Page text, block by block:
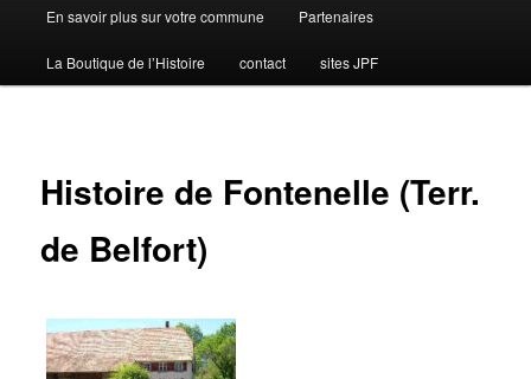
principal
En savoir plus sur votre commune Partenaires
La Boutique de l’Histoire contact sites JPF
Histoire de Fontenelle (Terr.
de Belfort)